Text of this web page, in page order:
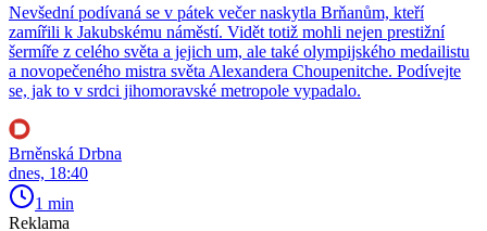
Nevšední podívaná se v pátek večer naskytla Brňanům, kteří
zamířili k Jakubskému náměstí. Vidět totiž mohli nejen prestižní
šermíře z celého světa a jejich um, ale také olympijského medailistu
a novopečeného mistra světa Alexandera Choupenitche. Podívejte
se, jak to v srdci jihomoravské metropole vypadalo.
Brněnská Drbna
dnes, 18:40
1 min
Reklama